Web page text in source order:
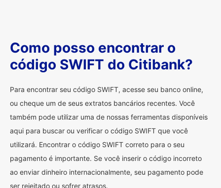
Como posso encontrar o
código SWIFT do Citibank?
Para encontrar seu código SWIFT, acesse seu banco online,
ou cheque um de seus extratos bancários recentes. Você
também pode utilizar uma de nossas ferramentas disponíveis
aqui para buscar ou verificar o código SWIFT que você
utilizará. Encontrar o código SWIFT correto para o seu
pagamento é importante. Se você inserir o código incorreto
ao enviar dinheiro internacionalmente, seu pagamento pode
ser rejeitado ou sofrer atrasos.